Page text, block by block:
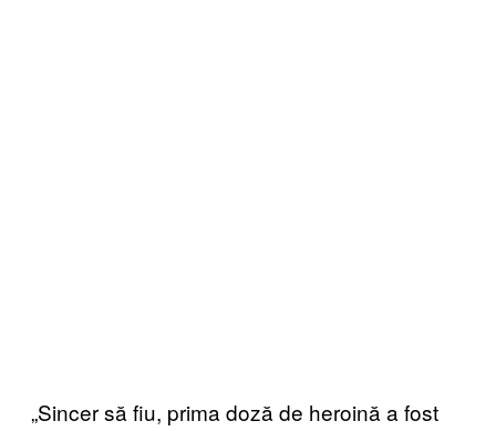
„Sincer să fiu, prima doză de heroină a fost